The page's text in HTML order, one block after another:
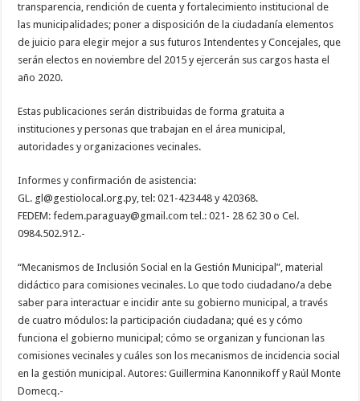
transparencia, rendición de cuenta y fortalecimiento institucional de
las municipalidades; poner a disposición de la ciudadanía elementos
de juicio para elegir mejor a sus futuros Intendentes y Concejales, que
serán electos en noviembre del 2015 y ejercerán sus cargos hasta el
año 2020.
Estas publicaciones serán distribuidas de forma gratuita a
instituciones y personas que trabajan en el área municipal,
autoridades y organizaciones vecinales.
Informes y confirmación de asistencia:
GL. gl@gestiolocal.org.py, tel: 021-423448 y 420368.
FEDEM:fedem.paraguay@gmail.com tel.: 021- 28 62 30 o Cel.
0984.502.912.-
“Mecanismos de Inclusión Social en la Gestión Municipal”, material
didáctico para comisiones vecinales. Lo que todo ciudadano/a debe
saber para interactuar e incidir ante su gobierno municipal, a través
de cuatro módulos: la participación ciudadana; qué es y cómo
funciona el gobierno municipal; cómo se organizan y funcionan las
comisiones vecinales y cuáles son los mecanismos de incidencia social
en la gestión municipal. Autores: Guillermina Kanonnikoff y Raúl Monte
Domecq.-